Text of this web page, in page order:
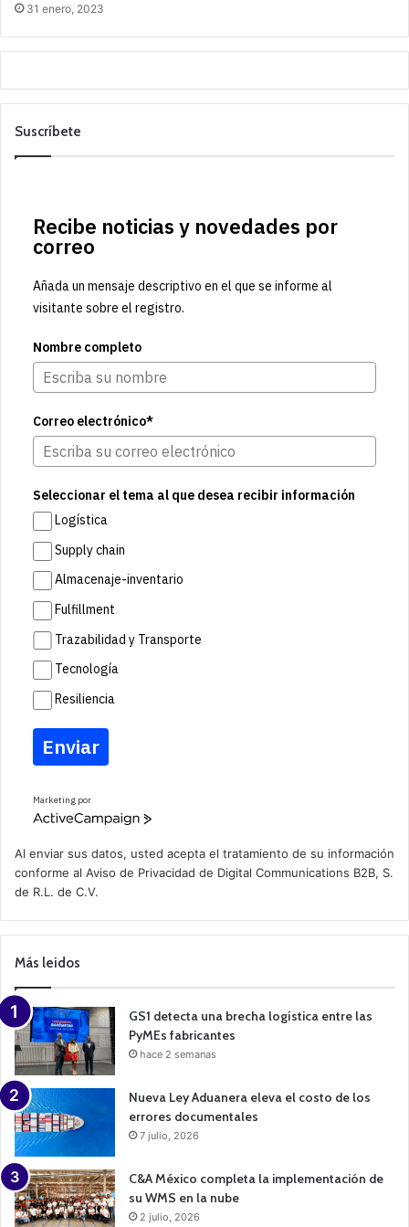
31 enero, 2023
Suscríbete
Recibe noticias y novedades por
correo
Añada un mensaje descriptivo en el que se informe al
visitante sobre el registro.
Nombre completo
Correo electrónico*
Seleccionar el tema al que desea recibir información
Logística
Supply chain
Almacenaje-inventario
Fulfillment
Trazabilidad y Transporte
Tecnología
Resiliencia
Enviar
Marketing por
A
v
e
a
m
a
n
Al enviar sus datos, usted acepta el tratamiento de su información
conforme al Aviso de Privacidad de Digital Communications B2B, S.
de R.L. de C.V.
Más leidos
GS1 detecta una brecha logística entre las
PyMEs fabricantes
hace 2 semanas
Nueva Ley Aduanera eleva el costo de los
errores documentales
7 julio, 2026
C&A México completa la implementación de
su WMS en la nube
2 julio, 2026